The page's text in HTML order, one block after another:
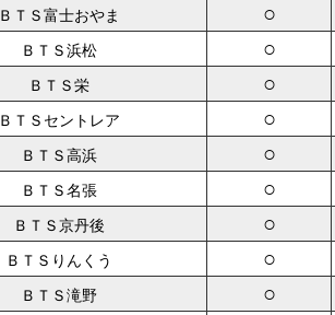
ＢＴＳ富士おやま ○
ＢＴＳ浜松 ○
ＢＴＳ栄 ○
ＢＴＳセントレア ○
ＢＴＳ高浜 ○
ＢＴＳ名張 ○
ＢＴＳ京丹後 ○
ＢＴＳりんくう ○
ＢＴＳ滝野 ○